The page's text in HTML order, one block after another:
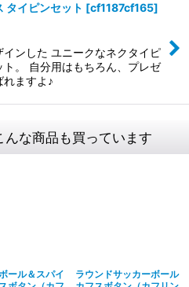
タイピンセット [cf1187cf165]
インした ユニークなネクタイピ
ト。 自分用はもちろん、プレゼ
れますよ♪
な商品も買っています
ール＆スパイ
ラウンドサッカーボール